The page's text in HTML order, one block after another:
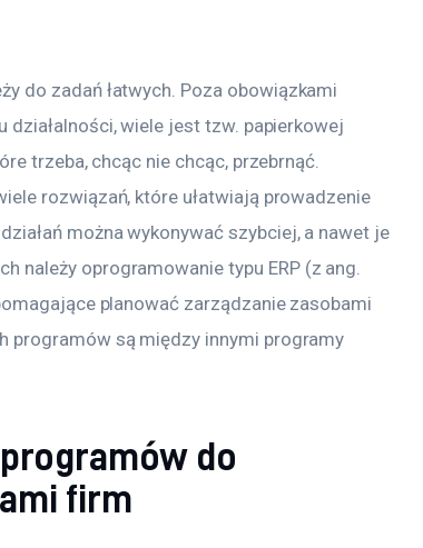
do zadań łatwych. Poza obowiązkami
wiele jest tzw. papierkowej
trzeba, chcąc nie chcąc, przebrnąć.
rozwiązań, które ułatwiają prowadzenie
można wykonywać szybciej, a nawet je
należy oprogramowanie typu ERP (z ang.
planować zarządzanie zasobami
programów są między innymi programy
do
firm